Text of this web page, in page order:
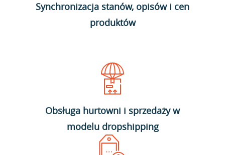
Synchronizacja stanów, opisów i cen
produktów
Obsługa hurtowni i sprzedaży w
modelu dropshipping